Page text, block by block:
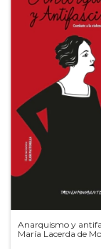
Anarquismo y
María Lacerda de